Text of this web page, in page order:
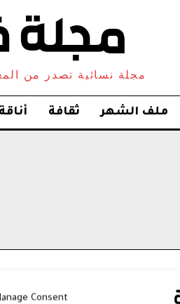
Consent
مجلة نسائية تصدر من
ملف الشهر ثقافة